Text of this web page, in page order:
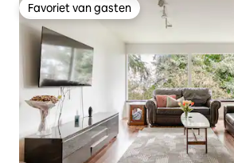
Favoriet van gasten
Favoriet van gasten